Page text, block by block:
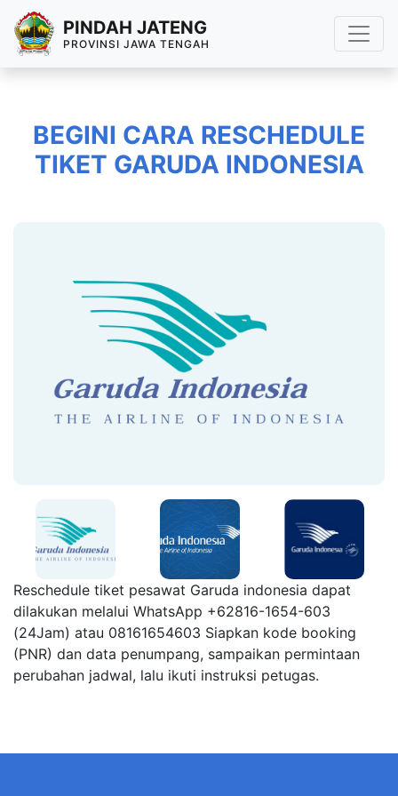
PINDAH JATENG
PROVINSI JAWA TENGAH
BEGINI CARA RESCHEDULE
TIKET GARUDA INDONESIA
Reschedule tiket pesawat Garuda indonesia dapat
dilakukan melalui WhatsApp +62816-1654-603
(24Jam) atau 08161654603 Siapkan kode booking
(PNR) dan data penumpang, sampaikan permintaan
perubahan jadwal, lalu ikuti instruksi petugas.